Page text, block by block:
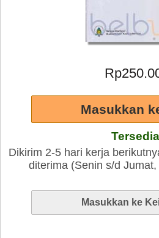
Dikirim 2-5 hari kerja
diterima (Senin s/d